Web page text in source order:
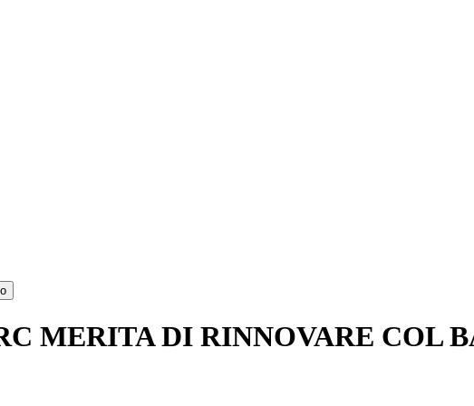
MERITA DI RINNOVARE COL